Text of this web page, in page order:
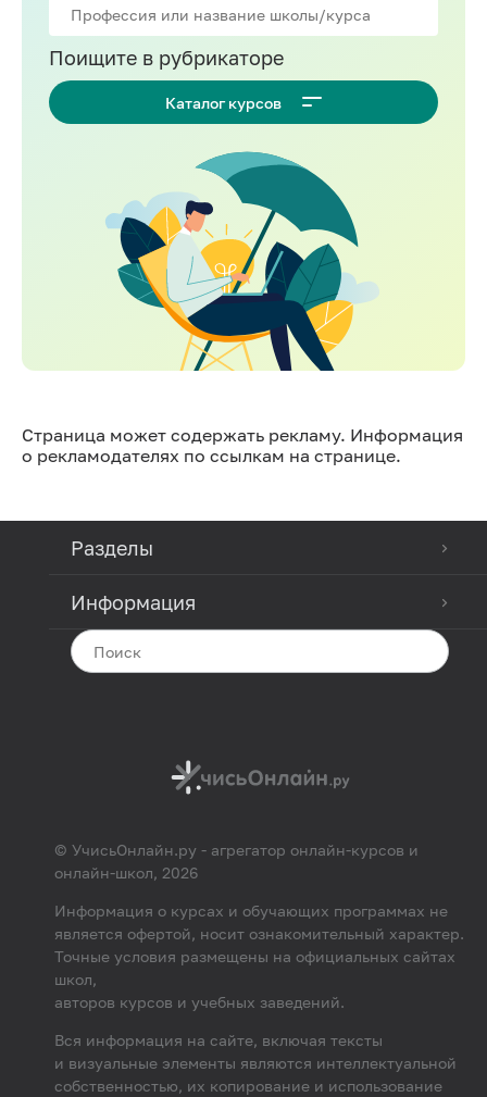
Поищите в рубрикаторе
Каталог курсов
Страница может содержать рекламу. Информация
о рекламодателях по ссылкам на странице.
Разделы
Информация
© УчисьОнлайн.ру - агрегатор онлайн-курсов и
онлайн-школ, 2026
Информация о курсах и обучающих программах не
является офертой, носит ознакомительный характер.
Точные условия размещены на официальных сайтах
школ,
авторов курсов и учебных заведений.
Вся информация на сайте, включая тексты
и визуальные элементы являются интеллектуальной
собственностью, их копирование и использование